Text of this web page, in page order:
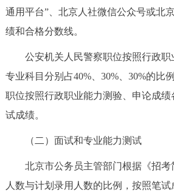
通用平台”、北京人社微信公众号或北
绩和合格分数线。
公安机关人民警察职位按照行政职
专业科目分别占40%、30%、30%的比
职位按照行政职业能力测验、申论成绩
试成绩。
（二）面试和专业能力测试
北京市公务员主管部门根据《招考
人数与计划录用人数的比例，按照笔